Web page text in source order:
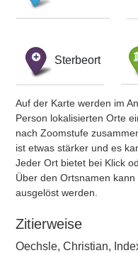
Sterbeort
Auf der Karte werden im
Person lokalisierten Orte
nach Zoomstufe
ist etwas stärker und es
Jeder Ort bietet bei Klick
Über den Ortsnamen
ausgelöst werden.
Zitierweise
Oechsle, Christian,